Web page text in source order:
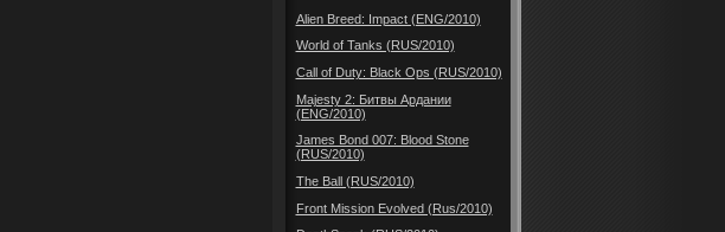
Alien Breed: Impact (ENG/2010)
World of Tanks (RUS/2010)
Call of Duty: Black Ops (RUS/2010)
Majesty 2: Битвы Ардании
(ENG/2010)
James Bond 007: Blood Stone
(RUS/2010)
The Ball (RUS/2010)
Front Mission Evolved (Rus/2010)